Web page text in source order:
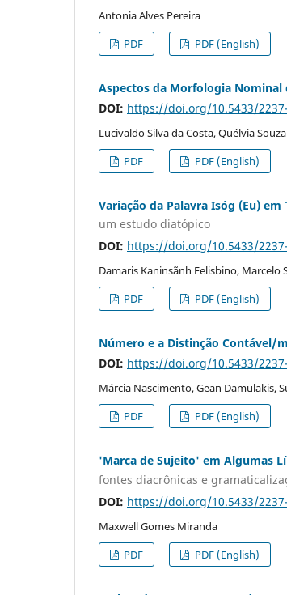
Antonia Alves Pereira
PDF
PDF (English)
Aspectos da Morfologia Nominal
DOI: https://doi.org/10.5433/
Lucivaldo Silva da Costa, Quélvia
PDF
PDF (English)
Variação da Palavra Isóg (Eu)
um estudo diatópico
DOI: https://doi.org/10.5433/
Damaris Kaninsãnh Felisbino, Marcelo
PDF
PDF (English)
Número e a Distinção Contável/
DOI: https://doi.org/10.5433/
Márcia Nascimento, Gean Damulakis,
PDF
PDF (English)
'Marca de Sujeito' em Algumas
fontes diacrônicas e
DOI: https://doi.org/10.5433/
Maxwell Gomes Miranda
PDF
PDF (English)